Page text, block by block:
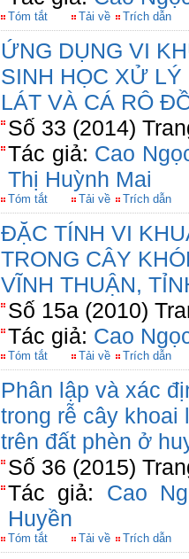
Tóm tắt Tải về Trích dẫn
ỨNG DỤNG VI
SINH HỌC XỬ
LÁT VÀ CÁ RÔ
Số 33 (2014)
Tác giả: Cao
Thị Huỳnh Mai
Tóm tắt Tải về Trích dẫn
ĐẶC TÍNH VI
TRONG CÂY
VĨNH THUẬN,
Số 15a (2010)
Tác giả: Cao
Tóm tắt Tải về Trích dẫn
Phân lập và xác
trong rễ cây khoai
trên đất phèn ở
Số 36 (2015)
Tác giả: Cao
Huyền
Tóm tắt Tải về Trích dẫn